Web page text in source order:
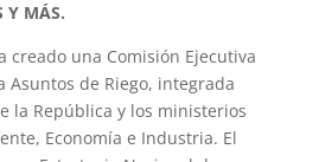
Y MÁS.
creado una Comisión Ejecutiva
de Riego, integrada
la República y los ministerios
Economía e Industria. El